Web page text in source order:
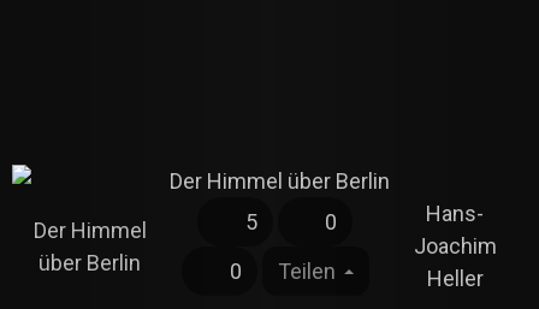
Der Himmel
über Berlin
5
0
0
Teilen
Hans-
Joachim
Heller